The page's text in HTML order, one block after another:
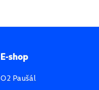
E-shop
O2 Paušál